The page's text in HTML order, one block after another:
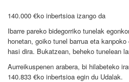
140.000 €ko inbertsioa izango da
Ibarre pareko bidegorriko tunelak
honetan, goiko tunel barrua eta
hasi dira. Bukatzean, beheko tunelean
Aurreikuspenen arabera, bi hilabeteko
140.833 €ko inbertsioa egin du Udalak.